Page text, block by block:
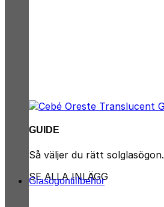
GUIDE
Så väljer du rätt solglasögon.
SE ALLA INLÄGG
Glasögontillbehör